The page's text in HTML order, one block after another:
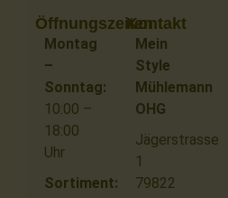
Kontakt
Mein
Style
Mühlemann
OHG
Jägerstrasse
1
79822
Öffnungszeiten
Montag
–
Sonntag:
10:00 –
18:00
Uhr
Sortiment: